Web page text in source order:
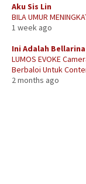
Aku Sis Lin
BILA UMUR
1 week ago
Ini Adalah
LUMOS EVOKE
Berbaloi Untuk
2 months ago